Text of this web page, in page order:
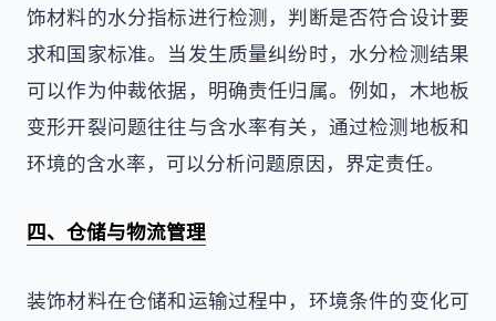
饰材料的水分指标进行检测，判断是否符合设计要
求和国家标准。当发生质量纠纷时，水分检测结果
可以作为仲裁依据，明确责任归属。例如，木地板
变形开裂问题往往与含水率有关，通过检测地板和
环境的含水率，可以分析问题原因，界定责任。
四、仓储与物流管理
装饰材料在仓储和运输过程中，环境条件的变化可